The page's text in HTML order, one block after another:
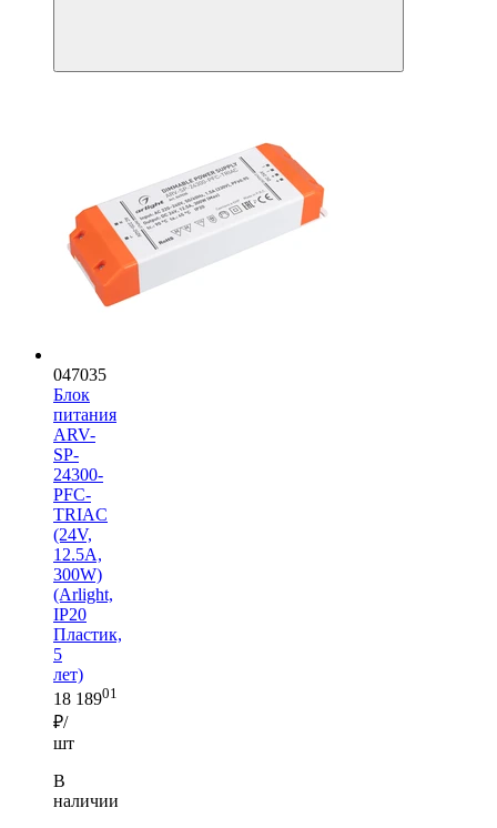
047035
Блок
питания
ARV-
SP-
24300-
PFC-
TRIAC
(24V,
12.5A,
300W)
(Arlight,
IP20
Пластик,
5
лет)
18 18901
₽/
шт
В
наличии